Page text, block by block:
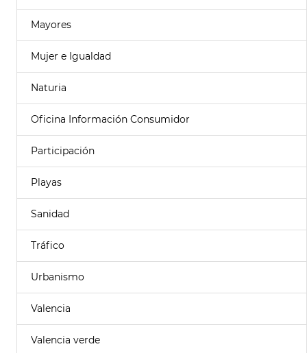
Mayores
Mujer e Igualdad
Naturia
Oficina Información Consumidor
Participación
Playas
Sanidad
Tráfico
Urbanismo
Valencia
Valencia verde